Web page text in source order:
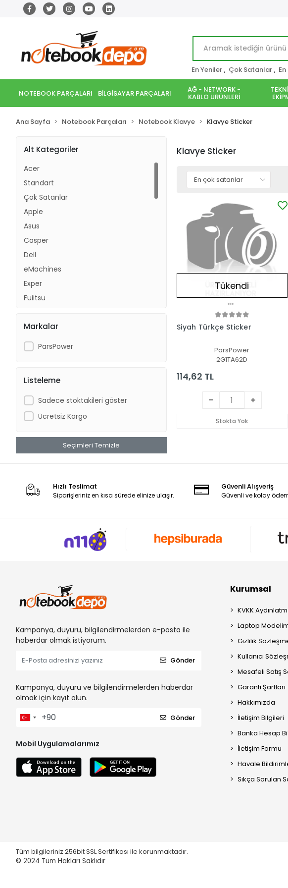
En Yeniler , Çok Satanlar ,
NOTEBOOK PARÇALARI BİLGİSAYAR PARÇALARI AĞ - NETWORK -
KABLO ÜRÜNLERİ
Ana Sayfa Notebook Parçaları Notebook Klavye Klavye Sticker
Alt Kategoriler
Acer
Standart
Çok Satanlar
Apple
Asus
Casper
Dell
eMachines
Exper
Fujitsu
Haier
HomeTech
i-Life
Ibm
Lenovo
Monster
Packard Bell
Samsung
Benq
Crea
Datron
Gateway
Markalar
ParsPower
Listeleme
Sadece stoktakileri göster
Ücretsiz Kargo
Seçimleri Temizle
Klavye Sticker
Tükendi
Siyah Türkçe Sticker
ParsPower
2G1TA62D
114,62 TL
Stokta Yok
Hızlı Teslimat
Siparişleriniz en kısa sürede elinize ulaşır.
Güvenli Alışveriş
Güvenli ve kolay
Kampanya, duyuru, bilgilendirmelerden e-posta ile
haberdar olmak istiyorum.
Gönder
Kampanya, duyuru ve bilgilendirmelerden haberdar
olmak için kayıt olun.
Gönder
Mobil Uygulamalarımız
Kurumsal
KVKK
Laptop
Gizlilik
Kullanıcı
Mesafeli Satış
Garanti Şartları
Hakkımızda
İletişim Bilgileri
Banka Hesap
İletişim Formu
Havale
Sıkça Sorulan
Tüm bilgileriniz 256bit SSL Sertifikası ile korunmaktadır.
© 2024 Tüm Hakları Saklıdır